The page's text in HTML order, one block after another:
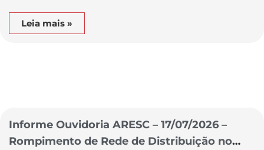
Leia mais »
Informe Ouvidoria ARESC – 17/07/2026 –
Rompimento de Rede de Distribuição no